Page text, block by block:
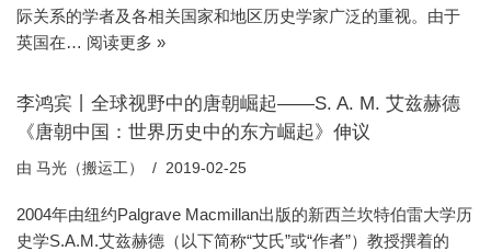
际关系的学者及各相关国家和地区历史学家广泛的重视。由于
英国在… 阅读更多 »
李鸿宾丨全球视野中的唐朝崛起——S. A. M. 艾兹赫德
《唐朝中国：世界历史中的东方崛起》伸议
由 马光（搬运工） 2019-02-25
2004年由纽约Palgrave Macmillan出版的新西兰坎特伯雷大学历
史学S.A.M.艾兹赫德（以下简称“艾氏”或“作者”）教授撰着的